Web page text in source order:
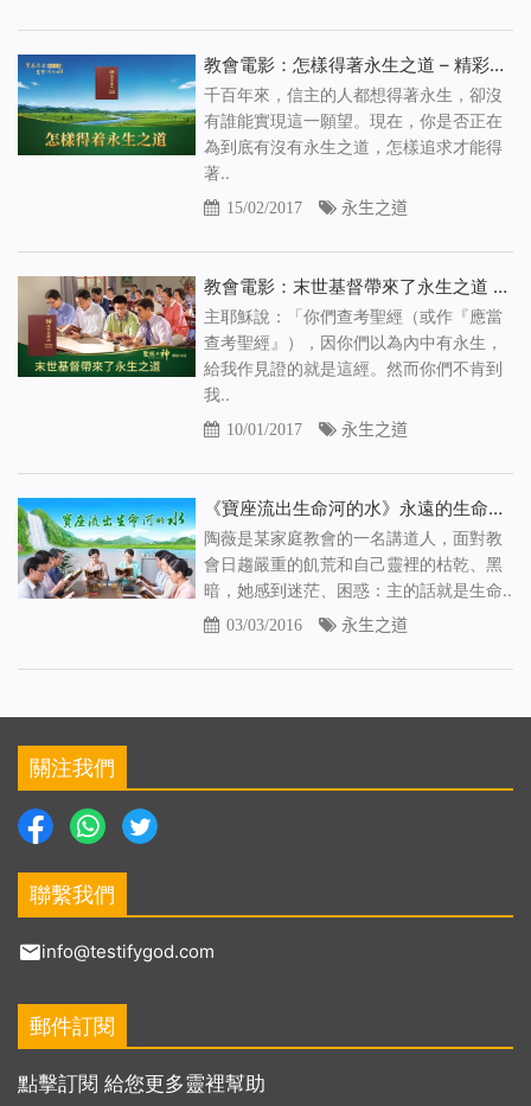
教會電影：怎樣得著永生之道 – 精彩片段
千百年來，信主的人都想得著永生，卻沒
有誰能實現這一願望。現在，你是否正在
為到底有沒有永生之道，怎樣追求才能得
著..
15/02/2017 永生之道
教會電影：末世基督帶來了永生之道 – 精彩片段
主耶穌說：「你們查考聖經（或作『應當
查考聖經』），因你們以為內中有永生，
給我作見證的就是這經。然而你們不肯到
我..
10/01/2017 永生之道
《寶座流出生命河的水》永遠的生命之道
陶薇是某家庭教會的一名講道人，面對教
會日趨嚴重的飢荒和自己靈裡的枯乾、黑
暗，她感­到迷茫、困惑：主的話就是生命..
03/03/2016 永生之道
關注我們
聯繫我們
info@testifygod.com
郵件訂閱
點擊訂閱 給您更多靈裡幫助